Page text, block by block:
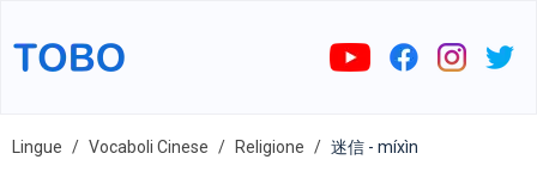
Lingue Vocaboli Cinese Religione 迷信 - míxìn